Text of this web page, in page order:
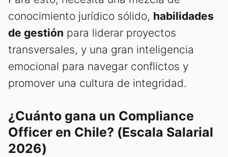
conocimiento jurídico sólido, habilidades
de gestión para liderar proyectos
transversales, y una gran inteligencia
emocional para navegar conflictos y
promover una cultura de integridad.
¿Cuánto gana un Compliance
Officer en Chile? (Escala Salarial
2026)